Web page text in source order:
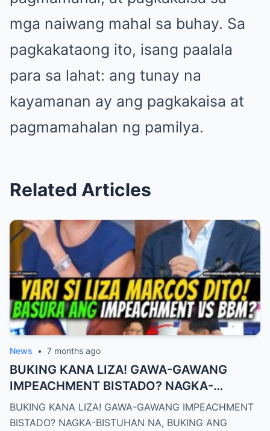
mga naiwang mahal sa buhay. Sa
pagkakataong ito, isang paalala
para sa lahat: ang tunay na
kayamanan ay ang pagkakaisa at
pagmamahalan ng pamilya.
Related Articles
News • 7 months ago
BUKING KANA LIZA! GAWA-GAWANG
IMPEACHMENT BISTADO? NAGKA-
BISTUHAN NA, BUKING ANG SCRIPT!
BUKING KANA LIZA! GAWA-GAWANG IMPEACHMENT
BISTADO? NAGKA-BISTUHAN NA, BUKING ANG